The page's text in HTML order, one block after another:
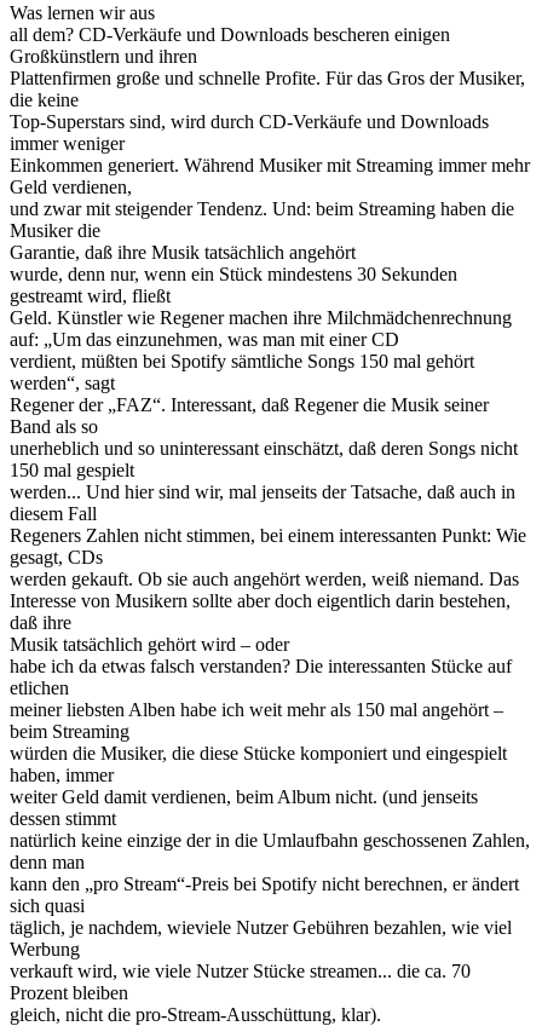
Was lernen wir aus
all dem? CD-Verkäufe und Downloads bescheren einigen
Großkünstlern und ihren
Plattenfirmen große und schnelle Profite. Für das Gros der Musiker,
die keine
Top-Superstars sind, wird durch CD-Verkäufe und Downloads
immer weniger
Einkommen generiert. Während Musiker mit Streaming immer mehr
Geld verdienen,
und zwar mit steigender Tendenz. Und: beim Streaming haben die
Musiker die
Garantie, daß ihre Musik tatsächlich angehört
wurde, denn nur, wenn ein Stück mindestens 30 Sekunden
gestreamt wird, fließt
Geld. Künstler wie Regener machen ihre Milchmädchenrechnung
auf: „Um das einzunehmen, was man mit einer CD
verdient, müßten bei Spotify sämtliche Songs 150 mal gehört
werden“, sagt
Regener der „FAZ“. Interessant, daß Regener die Musik seiner
Band als so
unerheblich und so uninteressant einschätzt, daß deren Songs nicht
150 mal gespielt
werden... Und hier sind wir, mal jenseits der Tatsache, daß auch in
diesem Fall
Regeners Zahlen nicht stimmen, bei einem interessanten Punkt: Wie
gesagt, CDs
werden gekauft. Ob sie auch angehört werden, weiß niemand. Das
Interesse von Musikern sollte aber doch eigentlich darin bestehen,
daß ihre
Musik tatsächlich gehört wird – oder
habe ich da etwas falsch verstanden? Die interessanten Stücke auf
etlichen
meiner liebsten Alben habe ich weit mehr als 150 mal angehört –
beim Streaming
würden die Musiker, die diese Stücke komponiert und eingespielt
haben, immer
weiter Geld damit verdienen, beim Album nicht. (und jenseits
dessen stimmt
natürlich keine einzige der in die Umlaufbahn geschossenen Zahlen,
denn man
kann den „pro Stream“-Preis bei Spotify nicht berechnen, er ändert
sich quasi
täglich, je nachdem, wieviele Nutzer Gebühren bezahlen, wie viel
Werbung
verkauft wird, wie viele Nutzer Stücke streamen... die ca. 70
Prozent bleiben
gleich, nicht die pro-Stream-Ausschüttung, klar).